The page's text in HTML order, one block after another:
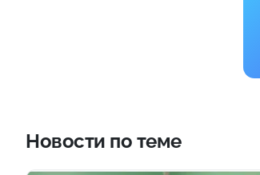
Новости по теме